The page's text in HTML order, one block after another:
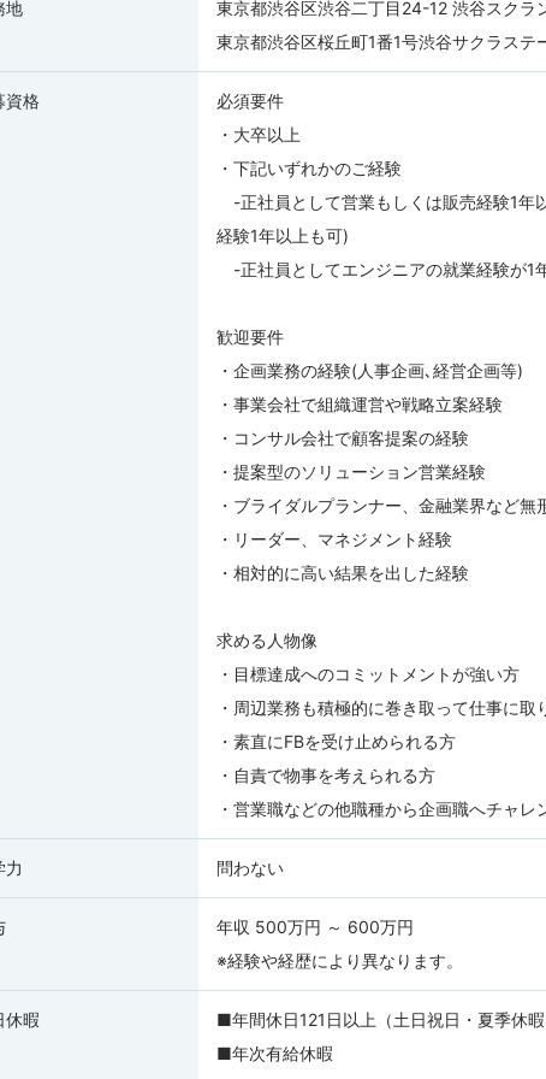
地
東京都渋谷区渋谷二丁目24-12 渋谷スクラ
東京都渋谷区桜丘町1番1号渋谷サクラステ
資格
必須要件
・大卒以上
・下記いずれかのご経験
-正社員として営業もしくは販売経験1年
経験1年以上も可)
-正社員としてエンジニアの就業経験が1
歓迎要件
・企画業務の経験(人事企画､経営企画等)
・事業会社で組織運営や戦略立案経験
・コンサル会社で顧客提案の経験
・提案型のソリューション営業経験
・ブライダルプランナー、金融業界など無
・リーダー、マネジメント経験
・相対的に高い結果を出した経験
求める人物像
・目標達成へのコミットメントが強い方
・周辺業務も積極的に巻き取って仕事に取
・素直にFBを受け止められる方
・自責で物事を考えられる方
・営業職などの他職種から企画職へチャレ
力 問わない
年収 500万円 ～ 600万円
※経験や経歴により異なります。
休暇
■年間休日121日以上（土日祝日・夏季休暇
■年次有給休暇